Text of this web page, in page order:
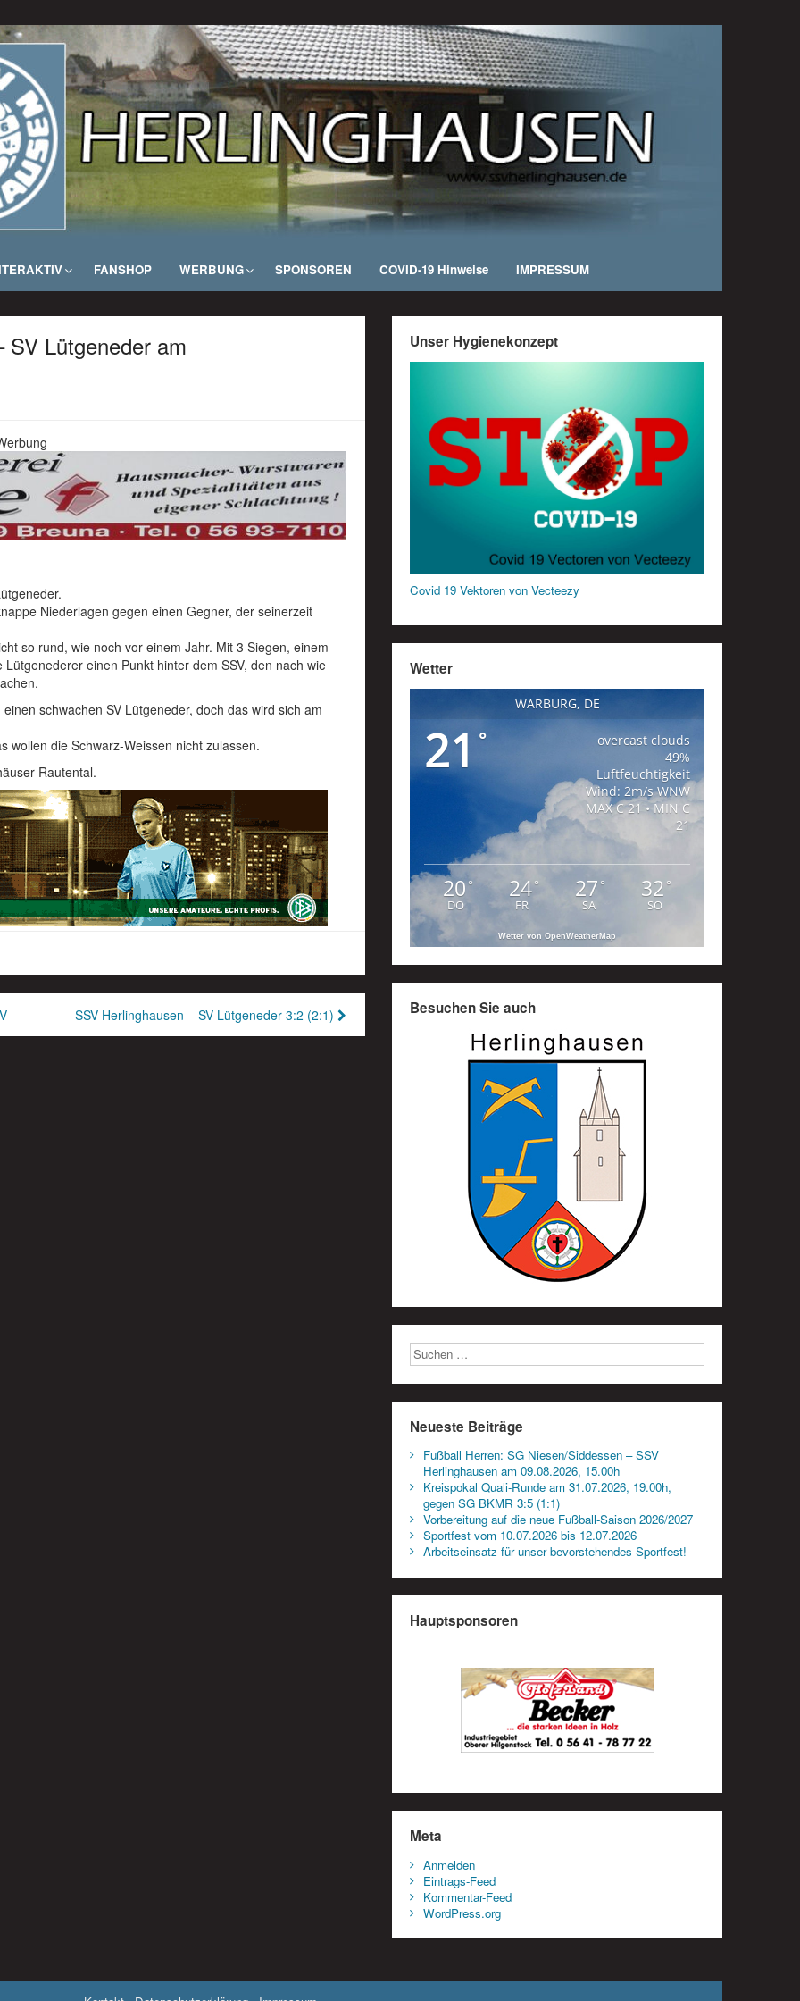
FANSHOP WERBUNG SPONSOREN COVID-19 Hinweise IMPRESSUM
SV Lütgeneder am
Niederlagen gegen einen Gegner, der seinerzeit
so rund, wie noch vor einem Jahr. Mit 3 Siegen, einem
einen Punkt hinter dem SSV, den nach wie
schwachen SV Lütgeneder, doch das wird sich am
wollen die Schwarz-Weissen nicht zulassen.
Rautental.
SSV Herlinghausen – SV Lütgeneder 3:2 (2:1)
Unser Hygienekonzept
Covid 19 Vektoren von Vecteezy
Wetter
WARBURG, DE
21 °
overcast clouds
49%
Luftfeuchtigkeit
Wind: 2m/s WNW
MAX C 21 • MIN C
21
20°
DO
24°
FR
27 °
SA
32 °
SO
Wetter von OpenWeatherMap
Besuchen Sie auch
Neueste Beiträge
Fußball Herren: SG Niesen/Siddessen – SSV
Herlinghausen am 09.08.2026, 15.00h
Kreispokal Quali-Runde am 31.07.2026, 19.00h,
gegen SG BKMR 3:5 (1:1)
Vorbereitung auf die neue Fußball-Saison 2026/2027
Sportfest vom 10.07.2026 bis 12.07.2026
Arbeitseinsatz für unser bevorstehendes Sportfest!
Hauptsponsoren
Meta
Anmelden
Eintrags-Feed
Kommentar-Feed
WordPress.org